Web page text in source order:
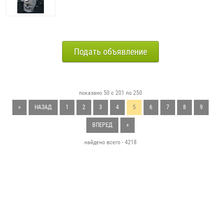
Подать объявление
показано 50 с 201 по 250
« НАЗАД 1 2 3 4 5 6 7 8 9
ВПЕРЕД »
найдено всего - 4218